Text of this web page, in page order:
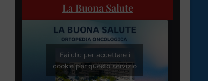
La Buona Salute
Fai clic per accettare i
cookie per questo servizio